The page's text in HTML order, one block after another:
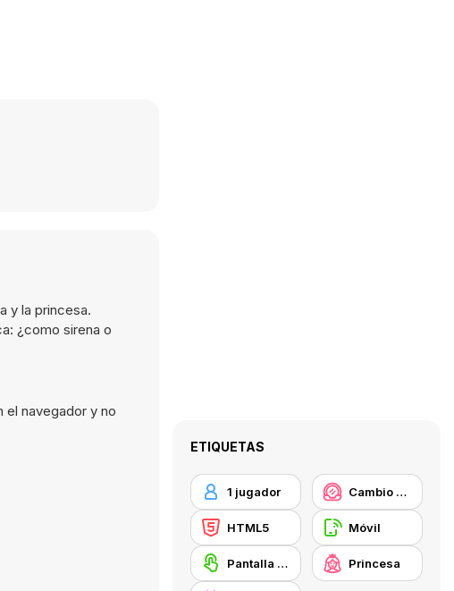
y la princesa.
¿como sirena o
el navegador y no
ETIQUETAS
1 jugador Cambio de look / Maquillaje
HTML5 Móvil
Pantalla táctil Princesa